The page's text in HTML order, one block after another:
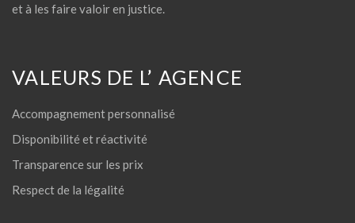
et à les faire valoir en justice.
VALEURS DE L’ AGENCE
Accompagnement personnalisé
Disponibilité et réactivité
Transparence sur les prix
Respect de la légalité